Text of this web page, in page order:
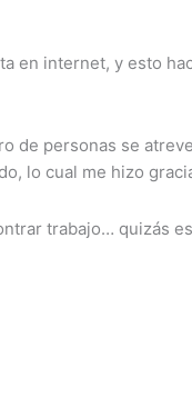
internet, y esto
de personas se
lo cual me hizo
trabajo… quizás